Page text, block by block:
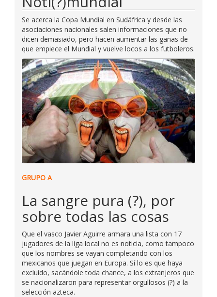
Se acerca la Copa Mundial en Sudáfrica y desde las
asociaciones nacionales salen informaciones que no
dicen demasiado, pero hacen aumentar las ganas de
que empiece el Mundial y vuelve locos a los futboleros.
GRUPO A
La sangre pura (?), por
sobre todas las cosas
Que el vasco Javier Aguirre armara una lista con 17
jugadores de la liga local no es noticia, como tampoco
que los nombres se vayan completando con los
mexicanos que juegan en Europa. Sí lo es que haya
excluído, sacándole toda chance, a los extranjeros que
se nacionalizaron para representar orgullosos (?) a la
selección azteca.